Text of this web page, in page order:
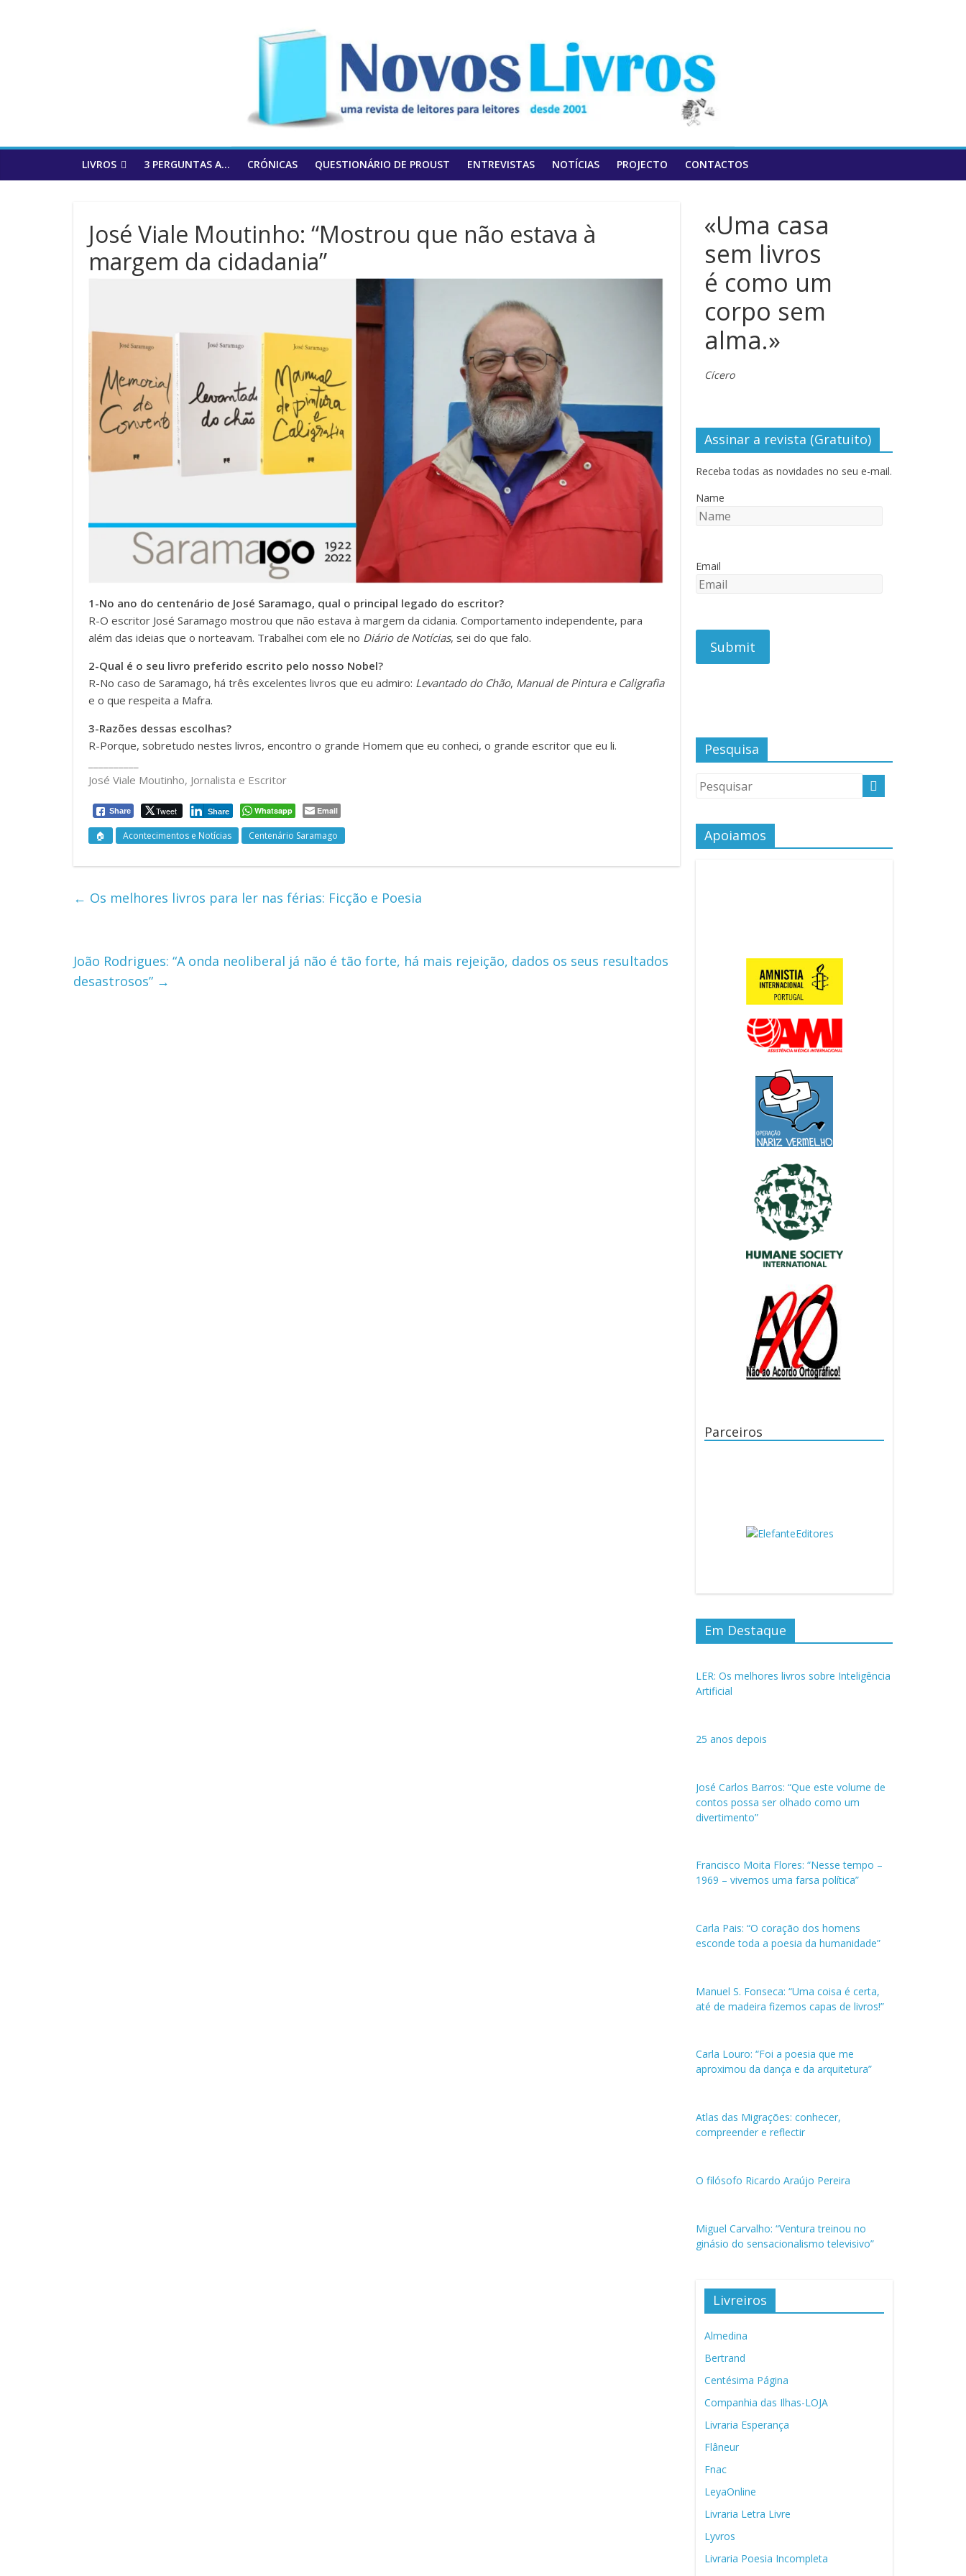
LIVROS 3 PERGUNTAS A… CRÓNICAS QUESTIONÁRIO DE PROUST ENTREVISTAS NOTÍCIAS PROJECTO CONTACTOS
José Viale Moutinho: “Mostrou que não estava à
margem da cidadania”
1-No ano do centenário de José Saramago, qual o principal legado do escritor?
R-O escritor José Saramago mostrou que não estava à margem da cidania. Comportamento independente, para
além das ideias que o norteavam. Trabalhei com ele no Diário de Notícias, sei do que falo.
2-Qual é o seu livro preferido escrito pelo nosso Nobel?
R-No caso de Saramago, há três excelentes livros que eu admiro: Levantado do Chão, Manual de Pintura e Caligrafia
e o que respeita a Mafra.
3-Razões dessas escolhas?
R-Porque, sobretudo nestes livros, encontro o grande Homem que eu conheci, o grande escritor que eu li.
José Viale Moutinho, Jornalista e Escritor
Share Tweet Share Whatsapp Email
🏠 Acontecimentos e Notícias Centenário Saramago
← Os melhores livros para ler nas férias: Ficção e Poesia
João Rodrigues: “A onda neoliberal já não é tão forte, há mais rejeição, dados os seus resultados
desastrosos” →
«Uma casa
sem livros
é como um
corpo sem
alma.»
Cícero
Assinar a revista (Gratuito)
Receba todas as novidades no seu e-mail.
Name
Email
Pesquisa
Apoiamos
Parceiros
Em Destaque
LER: Os melhores livros sobre Inteligência
Artificial
25 anos depois
José Carlos Barros: “Que este volume de
contos possa ser olhado como um
divertimento”
Francisco Moita Flores: “Nesse tempo –
1969 – vivemos uma farsa política”
Carla Pais: “O coração dos homens
esconde toda a poesia da humanidade”
Manuel S. Fonseca: “Uma coisa é certa,
até de madeira fizemos capas de livros!”
Carla Louro: “Foi a poesia que me
aproximou da dança e da arquitetura”
Atlas das Migrações: conhecer,
compreender e reflectir
O filósofo Ricardo Araújo Pereira
Miguel Carvalho: “Ventura treinou no
ginásio do sensacionalismo televisivo”
Livreiros
Almedina
Bertrand
Centésima Página
Companhia das Ilhas-LOJA
Livraria Esperança
Flâneur
Fnac
LeyaOnline
Livraria Letra Livre
Lyvros
Livraria Poesia Incompleta